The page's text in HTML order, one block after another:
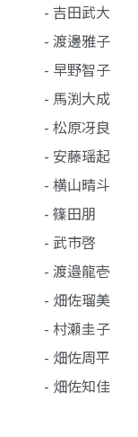
- 吉田武大
- 渡邊雅子
- 早野智子
- 馬渕大成
- 松原冴良
- 安藤瑶起
- 横山晴斗
- 篠田朋
- 武市啓
- 渡邉龍壱
- 畑佐瑠美
- 村瀬圭子
- 畑佐周平
- 畑佐知佳